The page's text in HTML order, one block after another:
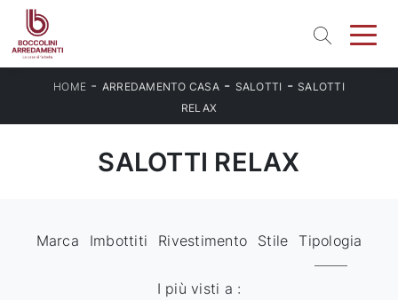
HOME - ARREDAMENTO CASA- SALOTTI - SALOTTI
RELAX
SALOTTI RELAX
Marca Imbottiti Rivestimento Stile Tipologia
I più visti a :